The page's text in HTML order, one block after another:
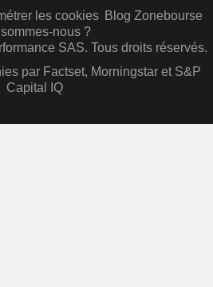
les cookies Blog Zonebourse
nous ?
SAS. Tous droits réservés.
par Factset, Morningstar et S&P
Capital IQ